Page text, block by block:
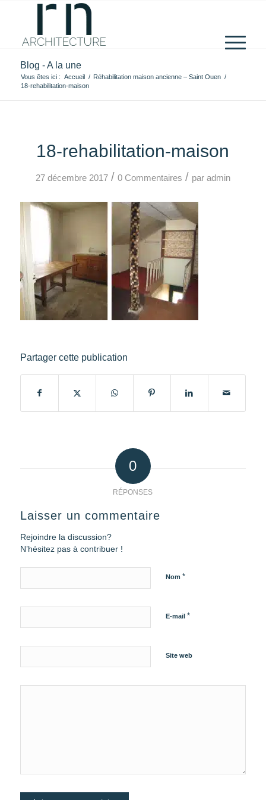
Blog - A la une
Vous êtes ici : Accueil / Réhabilitation maison ancienne – Saint Ouen /
18-rehabilitation-maison
18-rehabilitation-maison
27 décembre 2017 / 0 Commentaires / par admin
Partager cette publication
0
RÉPONSES
Laisser un commentaire
Rejoindre la discussion?
N’hésitez pas à contribuer !
Nom *
E-mail *
Site web